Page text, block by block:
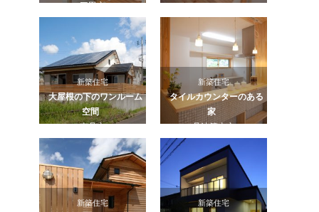
三田市
新築住宅
大屋根の下のワンルーム
空間
南丹市
新築住宅
タイルカウンターのある
家
丹波篠山市
新築住宅 新築住宅